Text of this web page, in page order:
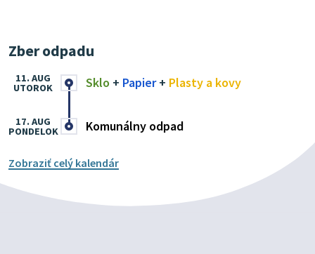
Zber odpadu
Sklo + Papier+ Plasty a kovy
11. AUG
UTOROK
Komunálny odpad
17. AUG
PONDELOK
Zobraziť celý kalendár